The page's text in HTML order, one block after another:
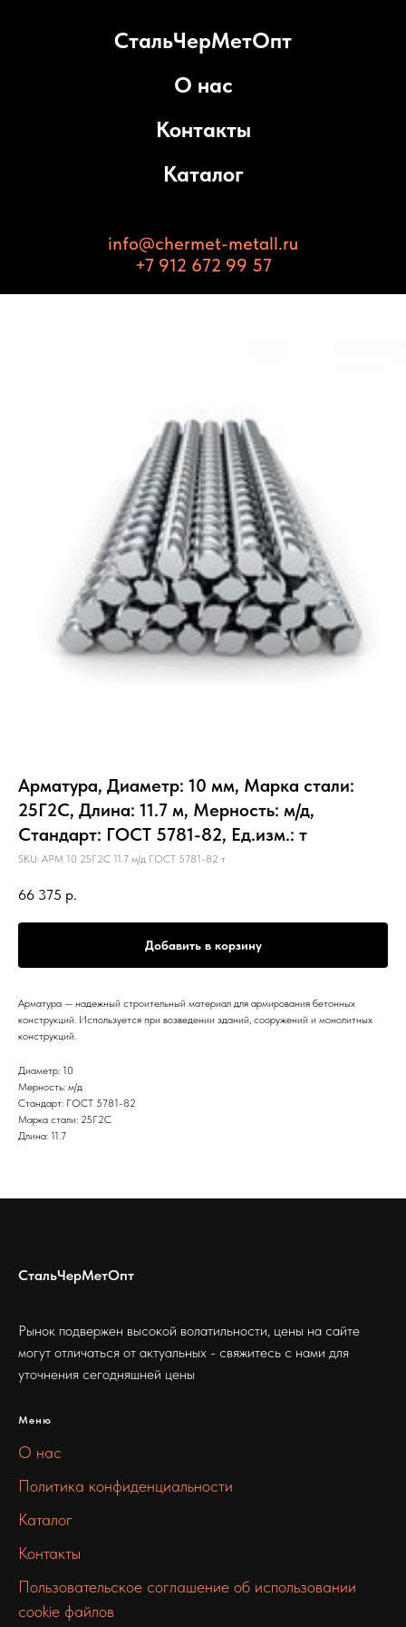
СтальЧерМетОпт
О нас
Контакты
Каталог
info@chermet-metall.ru
+7 912 672 99 57
Арматура, Диаметр: 10 мм, Марка стали:
25Г2С, Длина: 11.7 м, Мерность: м/д,
Стандарт: ГОСТ 5781-82, Ед.изм.: т
SKU: АРМ 10 25Г2С 11.7 м/д ГОСТ 5781-82 т
66 375 р.
Добавить в корзину
Арматура — надежный строительный материал для армирования бетонных
конструкций. Используется при возведении зданий, сооружений и монолитных
конструкций.
Диаметр: 10
Мерность: м/д
Стандарт: ГОСТ 5781-82
Марка стали: 25Г2С
Длина: 11.7
СтальЧерМетОпт
Рынок подвержен высокой волатильности, цены на сайте
могут отличаться от актуальных - свяжитесь с нами для
уточнения сегодняшней цены
Меню
О нас
Политика конфиденциальности
Каталог
Контакты
Пользовательское соглашение об использовании
cookie файлов